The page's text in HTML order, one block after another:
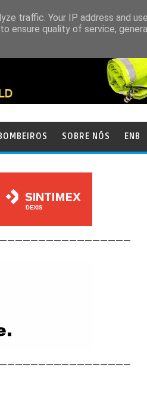
SOBRE NÓS ENB
traffic. Your IP address and
ensure quality of service,